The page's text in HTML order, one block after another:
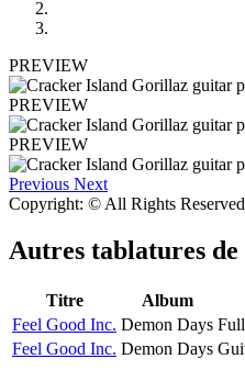
PREVIEW
PREVIEW
PREVIEW
Previous Next
Copyright: © All Rights
Autres tablatures de
Titre Album
Feel Good Inc. Demon Days
Feel Good Inc. Demon Days